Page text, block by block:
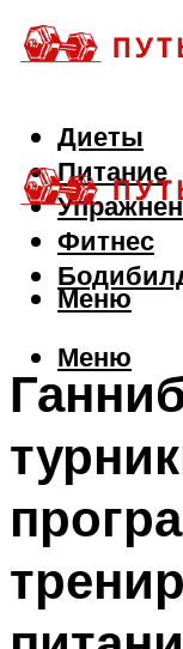
Диеты
Питание
Фитнес
Меню
Меню